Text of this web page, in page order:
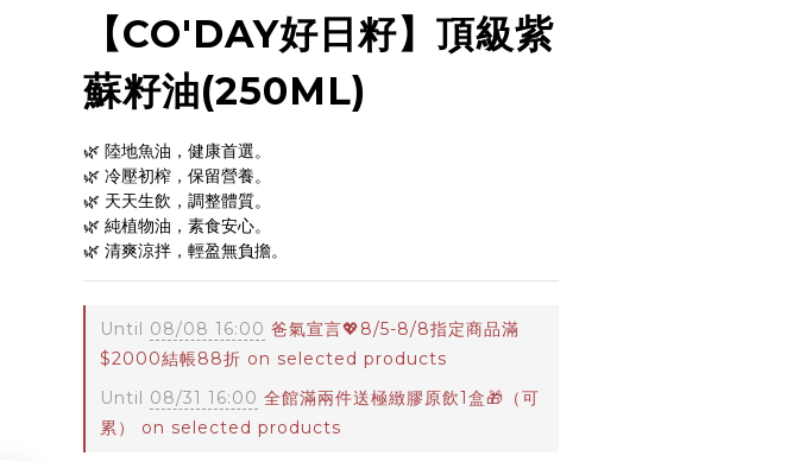
【CO'DAY好日籽】頂級紫
蘇籽油(250ML)
🌿 陸地魚油，健康首選。
🌿 冷壓初榨，保留營養。
🌿 天天生飲，調整體質。
🌿 純植物油，素食安心。
🌿 清爽涼拌，輕盈無負擔。
Until 08/08 16:00 爸氣宣言💖8/5-8/8指定商品滿
$2000結帳88折 on selected products
Until 08/31 16:00 全館滿兩件送極緻膠原飲1盒🎁（可
累） on selected products